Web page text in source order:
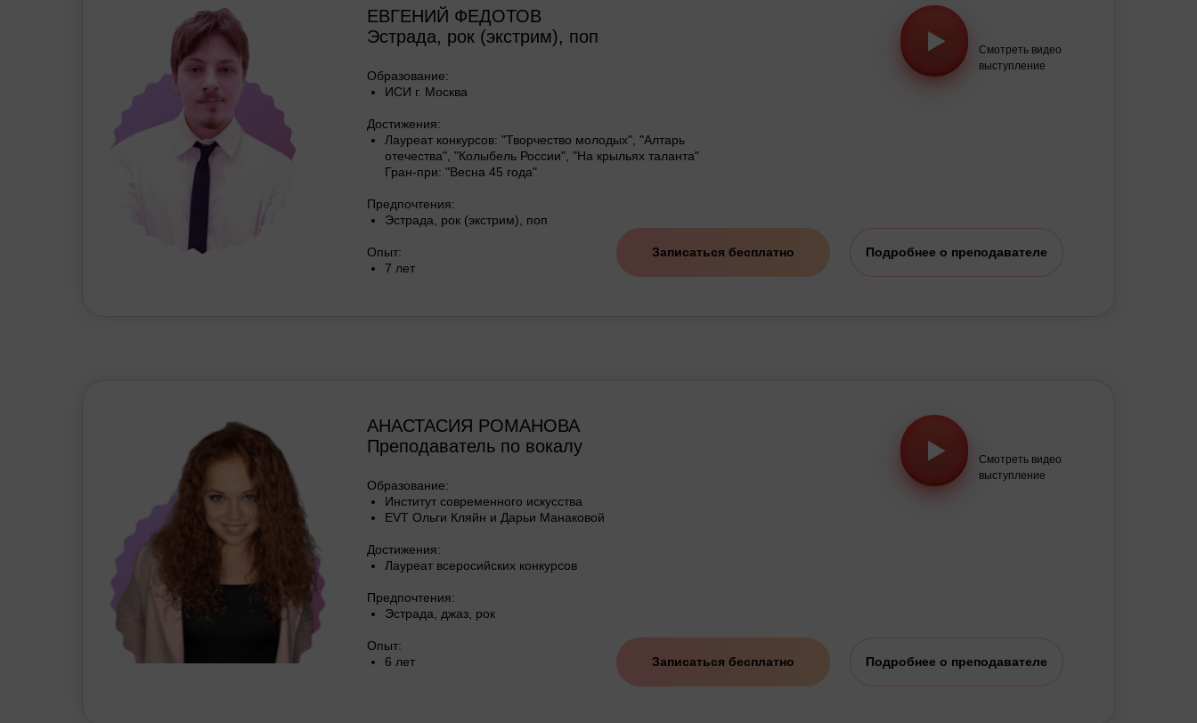
Смотреть видео
выступление
Образование:
ИСИ г. Москва
Достижения:
Лауреат конкурсов: "Творчество молодых", "Алтарь
отечества", "Колыбель России", "На крыльях таланта"
Гран-при: "Весна 45 года"
Предпочтения:
Эстрада, рок (экстрим), поп
Опыт:
7 лет
ЕВГЕНИЙ ФЕДОТОВ
Эстрада, рок (экстрим), поп
Записаться бесплатно Подробнее о преподавателе
Образование:
Институт современного искусства
EVT Ольги Кляйн и Дарьи Манаковой
Достижения:
Лауреат всеросийских конкурсов
Предпочтения:
Эстрада, джаз, рок
Опыт:
6 лет
АНАСТАСИЯ РОМАНОВА
Преподаватель по вокалу
Записаться бесплатно Подробнее о преподавателе
Смотреть видео
выступление